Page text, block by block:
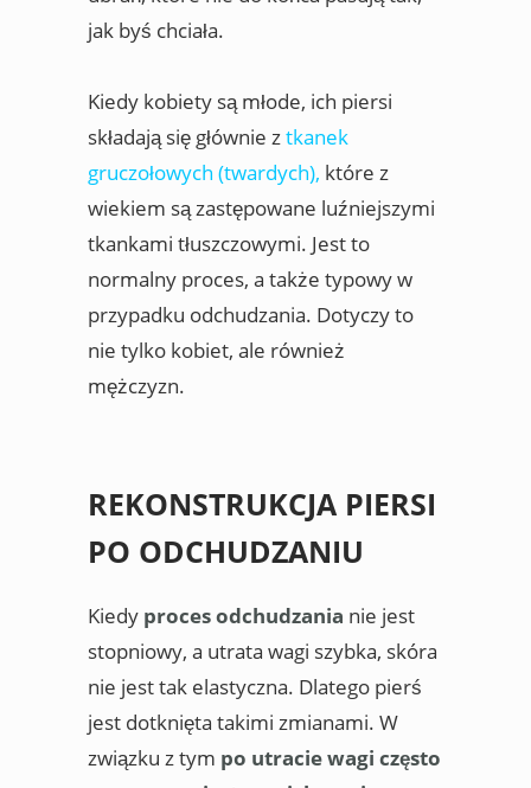
jak byś chciała.
Kiedy kobiety są młode, ich piersi
składają się głównie ztkanek
gruczołowych (twardych), które z
wiekiem są zastępowane luźniejszymi
tkankami tłuszczowymi. Jest to
normalny proces, a także typowy w
przypadku odchudzania. Dotyczy to
nie tylko kobiet, ale również
mężczyzn.
REKONSTRUKCJA PIERSI
PO ODCHUDZANIU
Kiedy proces odchudzania nie jest
stopniowy, a utrata wagi szybka, skóra
nie jest tak elastyczna. Dlatego pierś
jest dotknięta takimi zmianami. W
związku z tym po utracie wagi często